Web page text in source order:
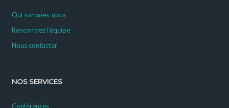
Qui sommes-nous
Rencontrez l’équipe
Nous contacter
NOS SERVICES
Conférénces